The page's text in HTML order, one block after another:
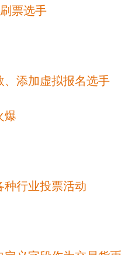
票选手
、添加虚拟报名选手
爆
种行业投票活动